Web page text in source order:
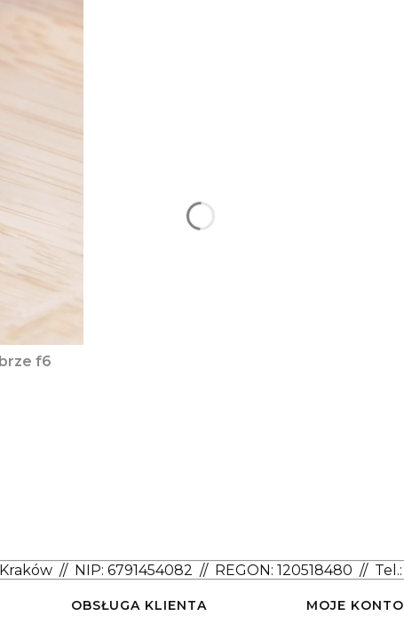
f6
// NIP: 6791454082 // REGON: 120518480 // Tel.:
OBSŁUGA KLIENTA MOJE KONTO